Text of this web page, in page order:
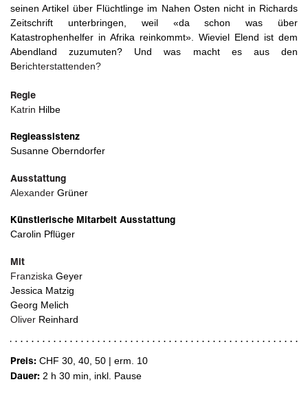
seinenArtikel über Flüchtlinge im Nahen Osten nicht in Richards
Zeitschrift unterbringen, weil «da schon was über
Katastrophenhelfer in Afrika reinkommt».
Wieviel Elend ist dem
Abendland zuzumuten?
Und was macht es aus
den
Berichterstattenden?
Regie
Katrin Hilbe
Regieassistenz
Susanne Oberndorfer
Ausstattung
Alexander Grüner
Künstlerische Mitarbeit Ausstattung
Carolin Pflüger
Mit
Franziska Geyer
Jessica Matzig
Georg Melich
Oliver Reinhard
Preis: CHF 30, 40, 50 | erm. 10
Dauer: 2 h 30 min , inkl. Pause